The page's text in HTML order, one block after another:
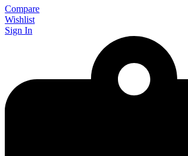
Compare
Wishlist
Sign In